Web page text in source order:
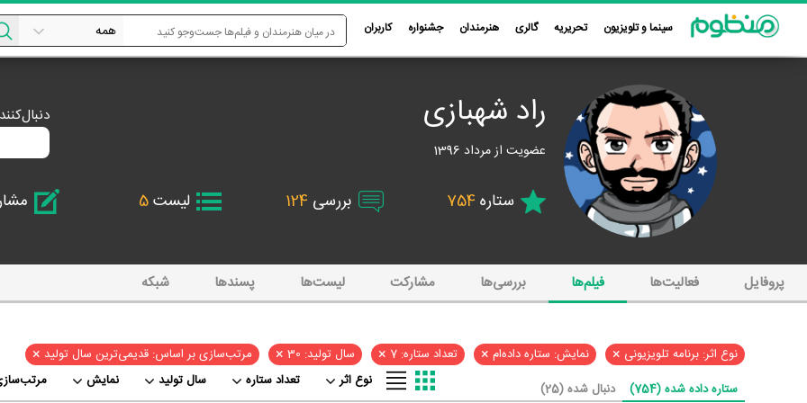
سینما و تلویزیون تحریریه گالری هنرمندان جشنواره کاربران
راد شهبازی
عضویت از مرداد 1396
ستاره 754 بررسی 124 لیست5
پروفایل فعالیت‌ها فیلم‌ها بررسی‌ها مشارکت لیست‌ها پسند‌ها شبکه
نوع اثر: برنامه تلویزیونی × نمایش: ستاره داده‌ام × تعداد ستاره: 7 × سال تولید: 30 × مرتب‌سازی بر اساس: قدیمی‌ترین سال تولید ×
ستاره داده شده (754) دنبال شده (25) نمایش سال تولید تعداد ستاره نوع اثر